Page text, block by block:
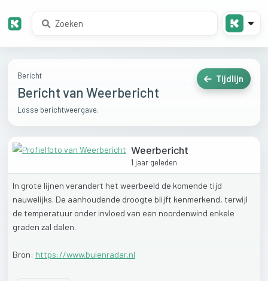
Bericht
Bericht van Weerbericht
Losse berichtweergave.
Tijdlijn
Weerbericht
1 jaar geleden
In grote lijnen verandert het weerbeeld de komende tijd
nauwelijks. De aanhoudende droogte blijft kenmerkend, terwijl
de temperatuur onder invloed van een noordenwind enkele
graden zal dalen.
Bron: https://www.buienradar.nl